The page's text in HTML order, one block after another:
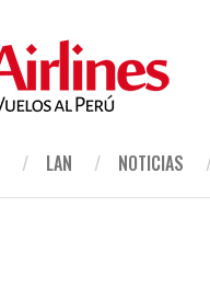
LAN NOTICIAS